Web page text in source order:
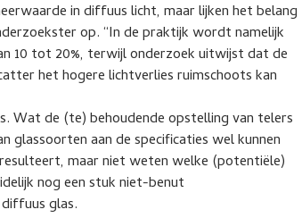
in diffuus licht, maar lijken het belang
op. “In de praktijk wordt namelijk
10 tot 20%, terwijl onderzoek uitwijst dat de
het hogere lichtverlies ruimschoots kan
Wat de (te) behoudende opstelling van telers
glassoorten aan de specificaties wel kunnen
maar niet weten welke (potentiële)
nog een stuk niet-benut
glas.